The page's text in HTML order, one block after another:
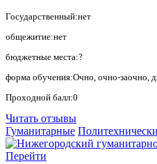
Государственный:нет
общежитие:нет
бюджетные места:?
форма обучения:Очно, очно-заочно,
Проходной балл:0
Читать отзывы
Гуманитарные
Перейти